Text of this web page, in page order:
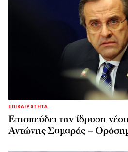
ΕΠΙΚΑΙΡΟΤΗΤΑ
Επισπεύδει την ίδρυση
Αντώνης Σαμαράς –